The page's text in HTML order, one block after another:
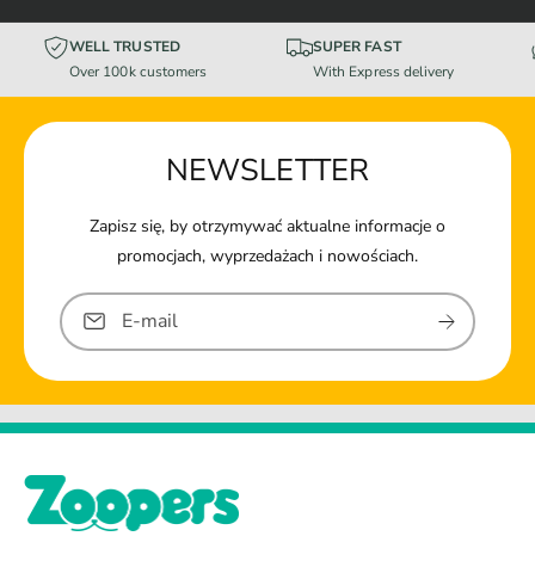
WELL TRUSTED
Over 100k customers
SUPER FAST
With Express delivery
NEWSLETTER
Zapisz się, by otrzymywać aktualne informacje o
promocjach, wyprzedażach i nowościach.
E-mail